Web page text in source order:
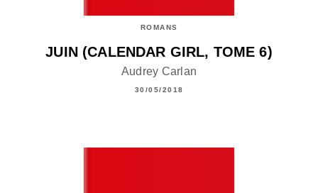
ROMANS
JUIN (CALENDAR GIRL, TOME 6)
Audrey Carlan
30/05/2018